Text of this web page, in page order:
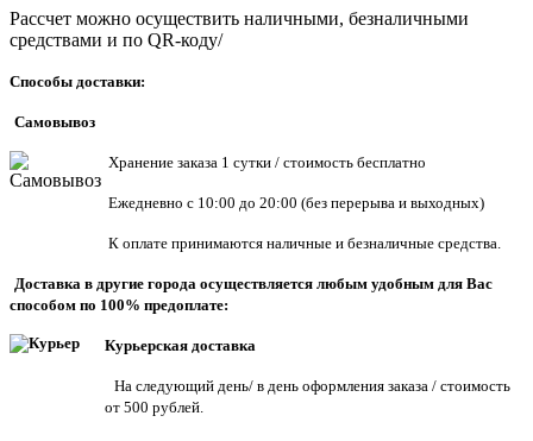
Рассчет можно осуществить наличными, безналичными
средствами и по QR-коду/
Способы доставки:
Самовывоз
Хранение заказа 1 сутки / стоимость бесплатно
Ежедневно с 10:00 до 20:00 (без перерыва и выходных)
К оплате принимаются наличные и безналичные средства.
Доставка в другие города осуществляется любым удобным для Вас
способом по 100% предоплате:
Курьерская доставка
На следующий день/ в день оформления заказа / стоимость
от 500 рублей.